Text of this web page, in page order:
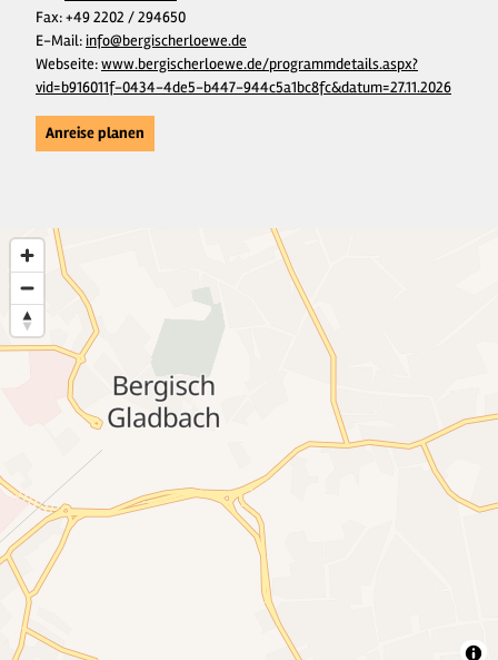
Fax:+49 2202 / 294650
E-Mail:info@bergischerloewe.de
Webseite:www.bergischerloewe.de/programmdetails.aspx?
vid=b916011f-0434-4de5-b447-944c5a1bc8fc&datum=27.11.2026
Anreise planen